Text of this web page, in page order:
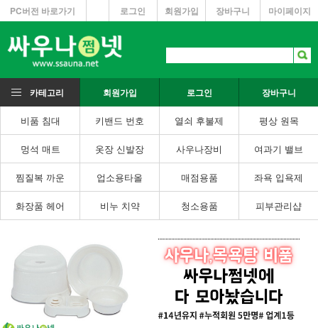
PC버전 바로가기 마이페이지
장바구니
회원가입
로그인
카테고리 회원가입 로그인 장바구니
비품 침대 키밴드 번호 열쇠 후불제 평상 원목
멍석 매트 옷장 신발장 사우나장비 여과기 밸브
찜질복 까운 업소용타올 매점용품 좌욕 입욕제
화장품 헤어 비누 치약 청소용품 피부관리샵